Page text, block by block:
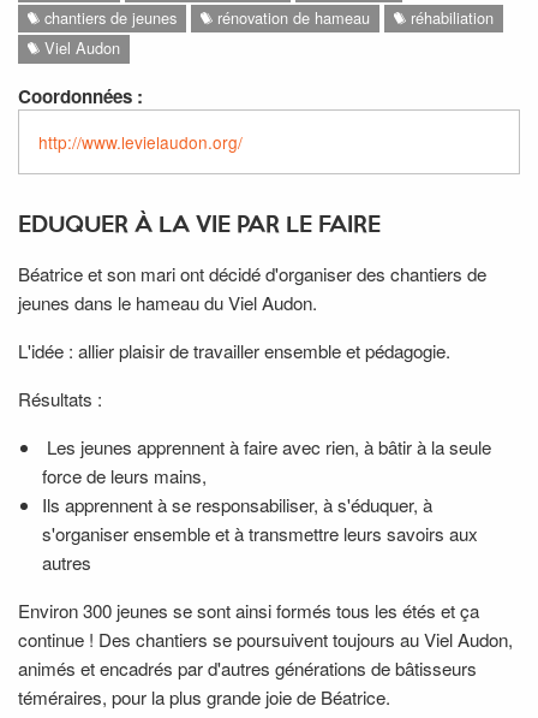
chantiers de jeunes
rénovation de hameau
réhabiliation
Viel Audon
Coordonnées :
http://www.levielaudon.org/
EDUQUER À LA VIE PAR LE FAIRE
Béatrice et son mari ont décidé d'organiser des chantiers de
jeunes dans le hameau du Viel Audon.
L'idée : allier plaisir de travailler ensemble et pédagogie.
Résultats :
Les jeunes apprennent à faire avec rien, à bâtir à la seule
force de leurs mains,
Ils apprennent à se responsabiliser, à s'éduquer, à
s'organiser ensemble et à transmettre leurs savoirs aux
autres
Environ 300 jeunes se sont ainsi formés tous les étés et ça
continue ! Des chantiers se poursuivent toujours au Viel Audon,
animés et encadrés par d'autres générations de bâtisseurs
téméraires, pour la plus grande joie de Béatrice.